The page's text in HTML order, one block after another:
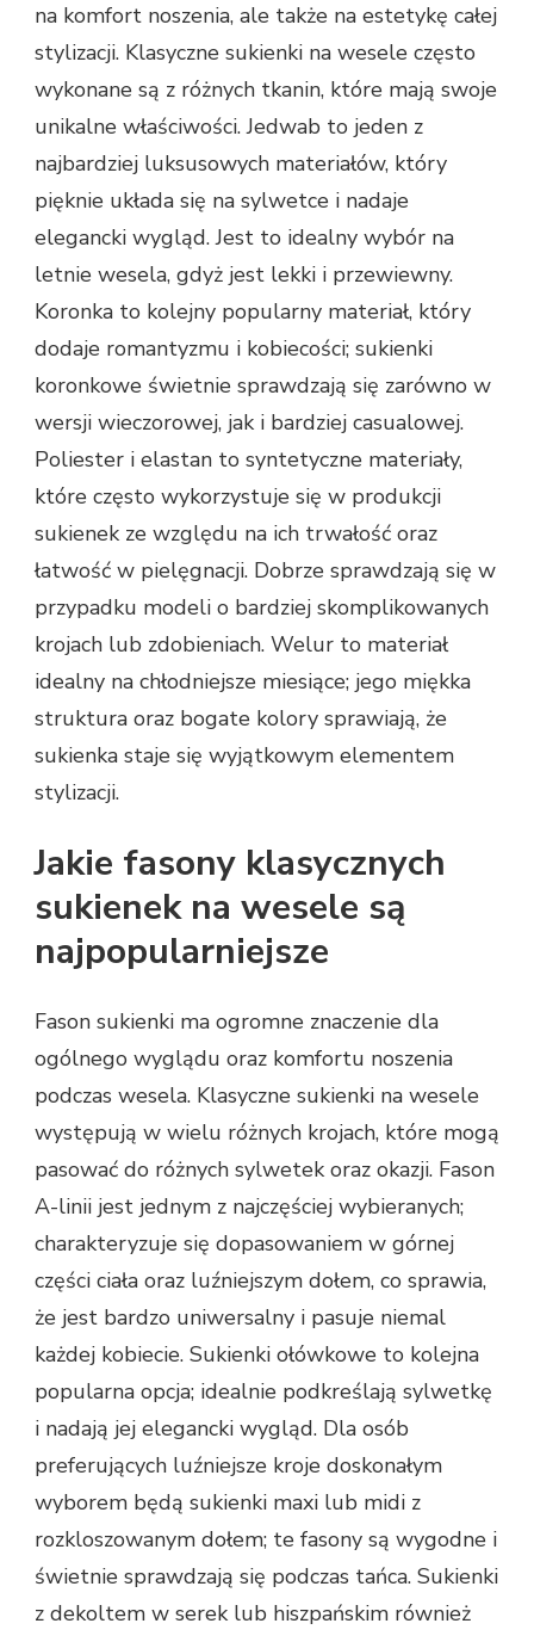
na komfort noszenia, ale także na estetykę całej
stylizacji. Klasyczne sukienki na wesele często
wykonane są z różnych tkanin, które mają swoje
unikalne właściwości. Jedwab to jeden z
najbardziej luksusowych materiałów, który
pięknie układa się na sylwetce i nadaje
elegancki wygląd. Jest to idealny wybór na
letnie wesela, gdyż jest lekki i przewiewny.
Koronka to kolejny popularny materiał, który
dodaje romantyzmu i kobiecości; sukienki
koronkowe świetnie sprawdzają się zarówno w
wersji wieczorowej, jak i bardziej casualowej.
Poliester i elastan to syntetyczne materiały,
które często wykorzystuje się w produkcji
sukienek ze względu na ich trwałość oraz
łatwość w pielęgnacji. Dobrze sprawdzają się w
przypadku modeli o bardziej skomplikowanych
krojach lub zdobieniach. Welur to materiał
idealny na chłodniejsze miesiące; jego miękka
struktura oraz bogate kolory sprawiają, że
sukienka staje się wyjątkowym elementem
stylizacji.
Jakie fasony klasycznych
sukienek na wesele są
najpopularniejsze
Fason sukienki ma ogromne znaczenie dla
ogólnego wyglądu oraz komfortu noszenia
podczas wesela. Klasyczne sukienki na wesele
występują w wielu różnych krojach, które mogą
pasować do różnych sylwetek oraz okazji. Fason
A-linii jest jednym z najczęściej wybieranych;
charakteryzuje się dopasowaniem w górnej
części ciała oraz luźniejszym dołem, co sprawia,
że jest bardzo uniwersalny i pasuje niemal
każdej kobiecie. Sukienki ołówkowe to kolejna
popularna opcja; idealnie podkreślają sylwetkę
i nadają jej elegancki wygląd. Dla osób
preferujących luźniejsze kroje doskonałym
wyborem będą sukienki maxi lub midi z
rozkloszowanym dołem; te fasony są wygodne i
świetnie sprawdzają się podczas tańca. Sukienki
z dekoltem w serek lub hiszpańskim również